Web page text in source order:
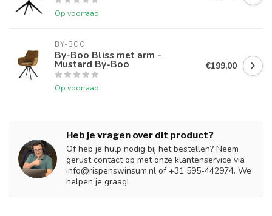
Op voorraad
BY-BOO
By-Boo Bliss met arm -
Mustard By-Boo
Op voorraad
€199,00
Heb je vragen over dit product?
Of heb je hulp nodig bij het bestellen? Neem
gerust contact op met onze klantenservice via
info@rispenswinsum.nl of +31 595-442974. We
helpen je graag!